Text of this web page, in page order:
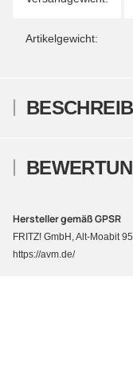
Artikelgewicht:
Hersteller gemäß GPSR
FRITZ! GmbH, Alt-Moabit
https://avm.de/